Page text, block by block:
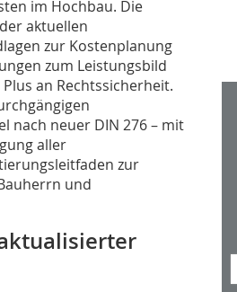
im Hochbau. Die
aktuellen
zur Kostenplanung
zum Leistungsbild
an Rechtssicherheit.
nach neuer DIN 276 – mit
aller
zur
und